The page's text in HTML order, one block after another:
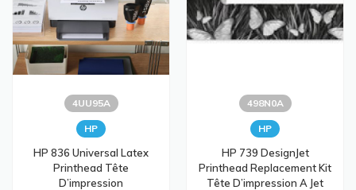
4UU95A
HP
HP 836 Universal Latex
Printhead Tête
D’impression
498N0A
HP
HP 739 DesignJet
Printhead Replacement Kit
Tête D’impression A Jet